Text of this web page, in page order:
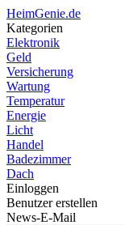
HeimGenie.de
Kategorien
Elektronik
Geld
Versicherung
Wartung
Temperatur
Energie
Licht
Handel
Badezimmer
Dach
Einloggen
Benutzer erstellen
News-E-Mail